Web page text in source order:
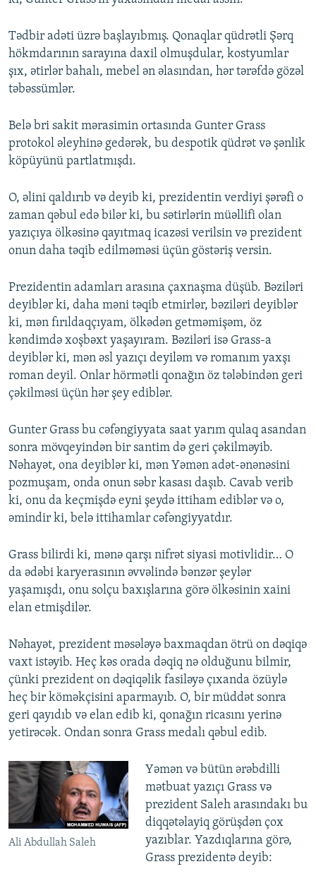
Tədbir adəti üzrə başlayıbmış. Qonaqlar qüdrətli Şərq
hökmdarının sarayına daxil olmuşdular, kostyumlar
şıx, ətirlər bahalı, mebel ən əlasından, hər tərəfdə gözəl
təbəssümlər.
Belə bri sakit mərasimin ortasında Gunter Grass
protokol əleyhinə gedərək, bu despotik qüdrət və şənlik
köpüyünü partlatmışdı.
O, əlini qaldırıb və deyib ki, prezidentin verdiyi şərəfi o
zaman qəbul edə bilər ki, bu sətirlərin müəllifi olan
yazıçıya ölkəsinə qayıtmaq icazəsi verilsin və prezident
onun daha təqib edilməməsi üçün göstəriş versin.
Prezidentin adamları arasına çaxnaşma düşüb. Bəziləri
deyiblər ki, daha məni təqib etmirlər, bəziləri deyiblər
ki, mən fırıldaqçıyam, ölkədən getməmişəm, öz
kəndimdə xoşbəxt yaşayıram. Bəziləri isə Grass-a
deyiblər ki, mən əsl yazıçı deyiləm və romanım yaxşı
roman deyil. Onlar hörmətli qonağın öz tələbindən geri
çəkilməsi üçün hər şey ediblər.
Gunter Grass bu cəfəngiyyata saat yarım qulaq asandan
sonra mövqeyindən bir santim də geri çəkilməyib.
Nəhayət, ona deyiblər ki, mən Yəmən adət-ənənəsini
pozmuşam, onda onun səbr kasası daşıb. Cavab verib
ki, onu da keçmişdə eyni şeydə ittiham ediblər və o,
əmindir ki, belə ittihamlar cəfəngiyyatdır.
Grass bilirdi ki, mənə qarşı nifrət siyasi motivlidir… O
da ədəbi karyerasının əvvəlində bənzər şeylər
yaşamışdı, onu solçu baxışlarına görə ölkəsinin xaini
elan etmişdilər.
Nəhayət, prezident məsələyə baxmaqdan ötrü on dəqiqə
vaxt istəyib. Heç kəs orada dəqiq nə olduğunu bilmir,
çünki prezident on dəqiqəlik fasiləyə çıxanda özüylə
heç bir köməkçisini aparmayıb. O, bir müddət sonra
geri qayıdıb və elan edib ki, qonağın ricasını yerinə
yetirəcək. Ondan sonra Grass medalı qəbul edib.
Ali Abdullah Saleh
Yəmən və bütün ərəbdilli
mətbuat yazıçı Grass və
prezident Saleh arasındakı bu
diqqətəlayiq görüşdən çox
yazıblar. Yazdıqlarına görə,
Grass prezidentə deyib: